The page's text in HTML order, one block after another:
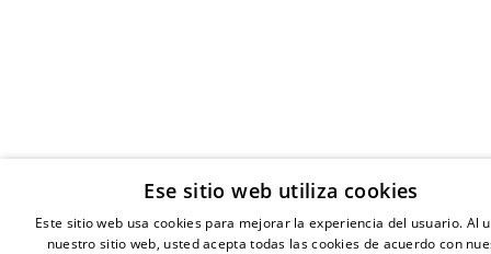
Ese sitio web utiliza cookies
Este sitio web usa cookies para mejorar la experiencia del usuario. Al
nuestro sitio web, usted acepta todas las cookies de acuerdo con